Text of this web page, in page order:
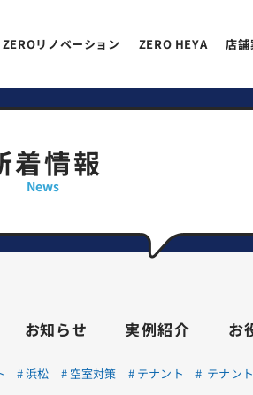
ZEROリノベーション ZERO HEYA 店舗
着情報
News
お知らせ 実例紹介 お
浜松 空室対策 テナント テナン